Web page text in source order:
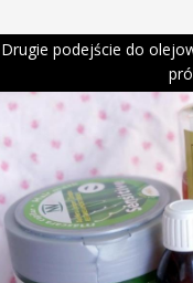
Drugie podejście do